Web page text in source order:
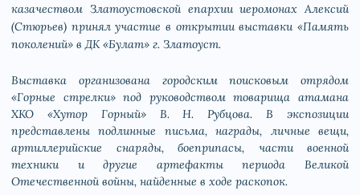
казачеством Златоустовской епархии иеромонах Алексий
(Стюрьев) принял участие в открытии выставки «Память
поколений» в ДК «Булат» г. Златоуст.
Выставка организована городским поисковым отрядом
«Горные стрелки» под руководством товарища атамана
ХКО «Хутор Горный» В. Н. Рубцова. В экспозиции
представлены подлинные письма, награды, личные вещи,
артиллерийские снаряды, боеприпасы, части военной
техники и другие артефакты периода Великой
Отечественной войны, найденные в ходе раскопок.